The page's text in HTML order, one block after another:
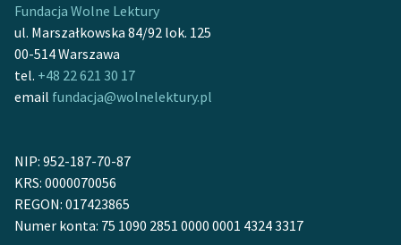
Starego Testamentu
Odkurzamy bohaterów
Szkoła Poezji Wolnych
Kontakt
O projekcie
Fundacja Wolne Lektury
ul. Marszałkowska 84/92 lok. 125
00-514 Warszawa
tel. +48 22 621 30 17
email fundacja@wolnelektury.pl
NIP: 952-187-70-87
KRS: 0000070056
REGON: 017423865
Numer konta: 75 1090 2851 0000 0001 4324 3317